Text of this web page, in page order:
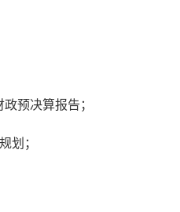
预决算报告；
划；